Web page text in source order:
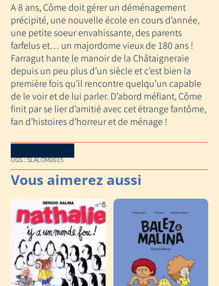
A 8 ans, Côme doit gérer un déménagement
précipité, une nouvelle école en cours d’année,
une petite soeur envahissante, des parents
farfelus et… un majordome vieux de 180 ans !
Farragut hante le manoir de la Châtaigneraie
depuis un peu plus d’un siècle et c’est bien la
première fois qu’il rencontre quelqu’un capable
de le voir et de lui parler. D’abord méfiant, Côme
finit par se lier d’amitié avec cet étrange fantôme,
fan d’histoires d’horreur et de ménage !
UGS :SLALOM0015